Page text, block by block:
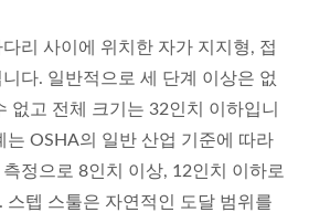
리 사이에 위치한 자가 지지형, 접
다. 일반적으로 세 단계 이상은 없
없고 전체 크기는 32인치 이하입니
는 OSHA의 일반 산업 기준에 따라
정으로 8인치 이상, 12인치 이하로
스텝 스툴은 자연적인 도달 범위를